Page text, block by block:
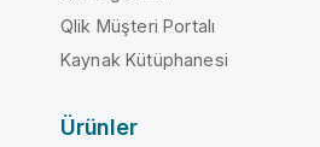
Qlik Müşteri Portalı
Kaynak Kütüphanesi
Ürünler